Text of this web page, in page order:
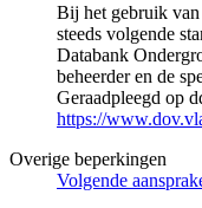
Bij het gebruik
steeds volgende
Databank
beheerder en de
Geraadpleegd op
https://
Overige beperkingen
Volgende